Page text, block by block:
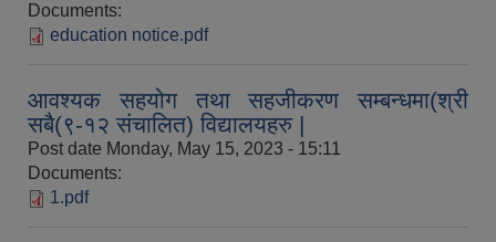
Documents:
education notice.pdf
आवश्यक सहयोग तथा सहजीकरण सम्बन्धमा(श्री
सबै(९-१२ संचालित) विद्यालयहरु |
Post date Monday, May 15, 2023 - 15:11
Documents:
1.pdf